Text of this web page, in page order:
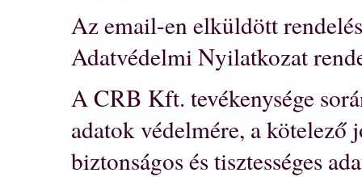
EGYÉB
Az email-en elküldött
Adatvédelmi Nyilatkozat
A CRB Kft. tevékenysége
adatok védelmére, a kötelező
biztonságos és tisztességes